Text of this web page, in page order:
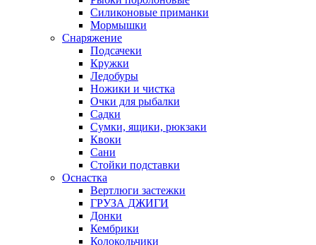
Силиконовые приманки
Мормышки
Снаряжение
Подсачеки
Кружки
Ледобуры
Ножики и чистка
Очки для рыбалки
Садки
Сумки, ящики, рюкзаки
Квоки
Сани
Стойки подставки
Оснастка
Вертлюги застежки
ГРУЗА ДЖИГИ
Донки
Кембрики
Колокольчики